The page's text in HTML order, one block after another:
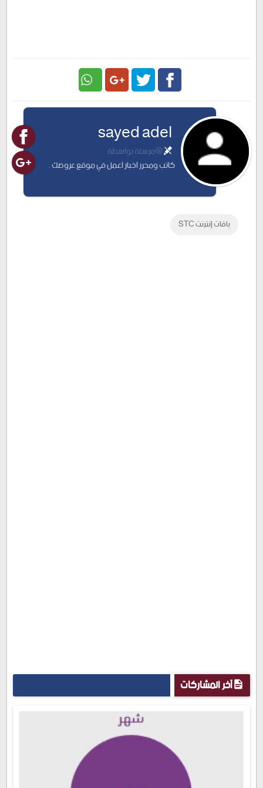
Plus
sayed adel
@مرسلة بواسطة
كاتب ومحرر اخبار اعمل في موقع عروضك .
باقات إنترنت STC
آخر المشاركات